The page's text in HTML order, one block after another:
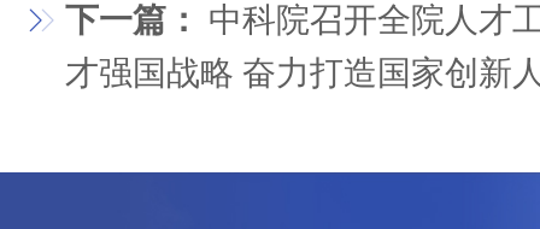
下一篇： 中科院召开全院人才
才强国战略 奋力打造国家创新